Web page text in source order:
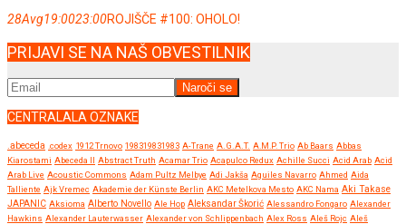
28Avg19:0023:00ROJIŠČE #100: OHOLO!
PRIJAVI SE NA NAŠ OBVESTILNIK
CENTRALALA OZNAKE
.abeceda .codex 1912 Trnovo 198319831983 A-Trane A.G.A.T. A.M.P. Trio Ab Baars Abbas
Kiarostami Abeceda II Abstract Truth Acamar Trio Acapulco Redux Achille Succi Acid Arab Acid
Arab Live Acoustic Commons Adam Pultz Melbye Adi Jakša Aguiles Navarro Ahmed Aida
Talliente Ajk Vremec Akademie der Künste Berlin AKC Metelkova Mesto AKC Nama Aki Takase
JAPANIC Aksioma Alberto Novello Ale Hop Aleksandar Škorić Alessandro Fongaro Alexander
Hawkins Alexander Lauterwasser Alexander von Schlippenbach Alex Ross Aleš Rojc Aleš